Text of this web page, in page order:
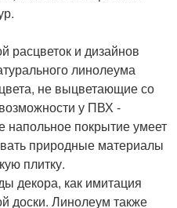
расцветок и дизайнов
линолеума
не выцветающие со
у ПВХ -
покрытие умеет
природные материалы
плитку.
декора, как имитация
доски. Линолеум также